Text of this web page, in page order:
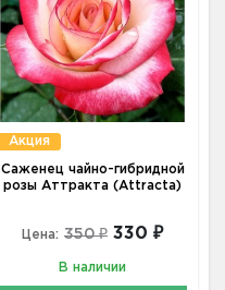
Акция
Саженец чайно-гибридной
розы Аттракта (Attracta)
Цена: 350 ₽ 330 ₽
В наличии